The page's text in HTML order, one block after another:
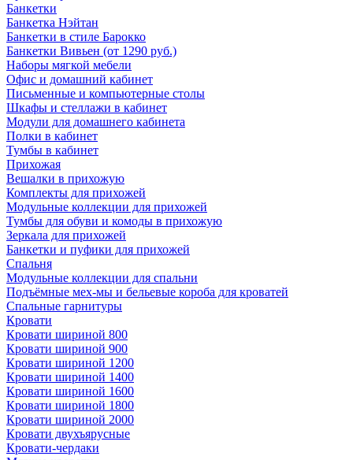
Банкетки
Банкетка Нэйтан
Банкетки в стиле Барокко
Банкетки Вивьен (от 1290 руб.)
Наборы мягкой мебели
Офис и домашний кабинет
Письменные и компьютерные столы
Шкафы и стеллажи в кабинет
Модули для домашнего кабинета
Полки в кабинет
Тумбы в кабинет
Прихожая
Вешалки в прихожую
Комплекты для прихожей
Модульные коллекции для прихожей
Тумбы для обуви и комоды в прихожую
Зеркала для прихожей
Банкетки и пуфики для прихожей
Спальня
Модульные коллекции для спальни
Подъёмные мех-мы и бельевые короба для кроватей
Спальные гарнитуры
Кровати
Кровати шириной 800
Кровати шириной 900
Кровати шириной 1200
Кровати шириной 1400
Кровати шириной 1600
Кровати шириной 1800
Кровати шириной 2000
Кровати двухъярусные
Кровати-чердаки